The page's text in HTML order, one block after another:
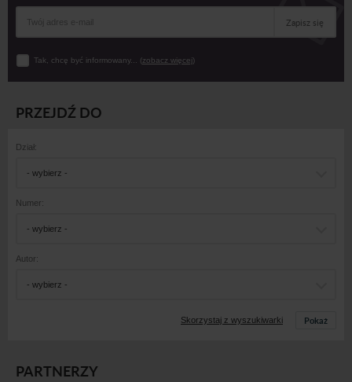
Zapisz się
Tak, chcę być informowany... (zobacz więcej)
PRZEJDŹ DO
Dział:
- wybierz -
Numer:
- wybierz -
Autor:
- wybierz -
Skorzystaj z wyszukiwarki Pokaż
PARTNERZY